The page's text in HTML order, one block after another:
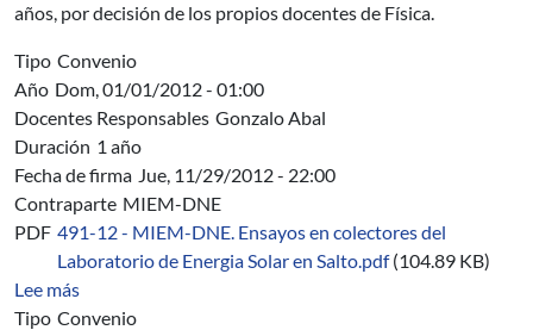
años, por decisión de los propios docentes de Física.
Tipo Convenio
Año Dom, 01/01/2012 - 01:00
Docentes Responsables Gonzalo Abal
Duración 1 año
Fecha de firma Jue, 11/29/2012 - 22:00
Contraparte MIEM-DNE
PDF 491-12 - MIEM-DNE. Ensayos en colectores del
Laboratorio de Energia Solar en Salto.pdf (104.89 KB)
Lee mássobre 491/12 - MIEM-DNE. Ensayos térmicos de
Tipo Convenio